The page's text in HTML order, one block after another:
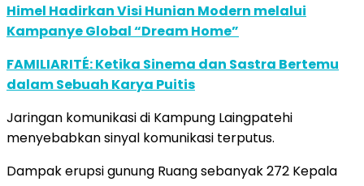
Himel Hadirkan Visi Hunian Modern melalui
Kampanye Global “Dream Home”
FAMILIARITÉ: Ketika Sinema dan Sastra Bertemu
dalam Sebuah Karya Puitis
Jaringan komunikasi di Kampung Laingpatehi
menyebabkan sinyal komunikasi terputus.
Dampak erupsi gunung Ruang sebanyak 272 Kepala